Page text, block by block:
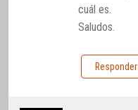
cuál es.
Saludos.
Responder